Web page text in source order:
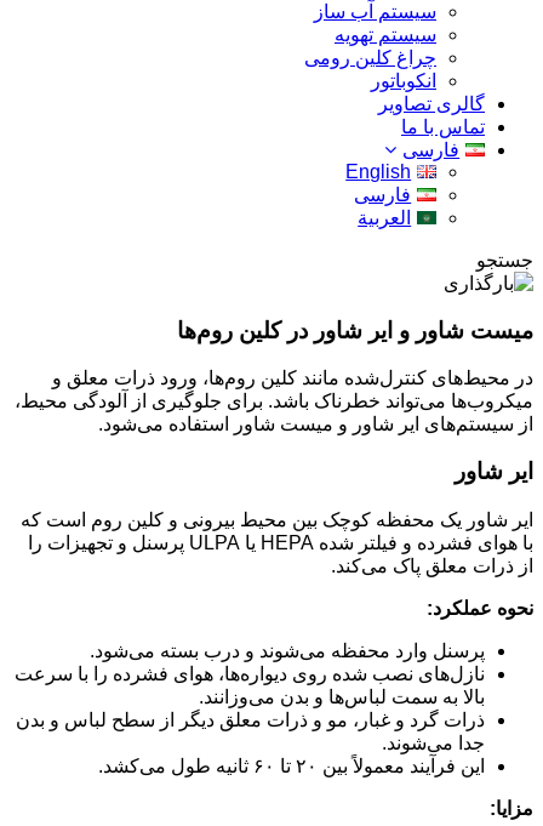
سیستم آب ساز
سیستم تهویه
چراغ کلین رومی
انکوباتور
گالری تصاویر
تماس با ما
فارسی
English
فارسی
العربية
جستجو
میست شاور و ایر شاور در کلین روم‌ها
در محیط‌های کنترل‌شده مانند کلین روم‌ها، ورود ذرات معلق و
میکروب‌ها می‌تواند خطرناک باشد. برای جلوگیری از آلودگی محیط،
از سیستم‌های ایر شاور و میست شاور استفاده می‌شود.
ایر شاور
ایر شاور یک محفظه کوچک بین محیط بیرونی و کلین روم است که
با هوای فشرده و فیلتر شده HEPA یا ULPA پرسنل و تجهیزات را
از ذرات معلق پاک می‌کند.
نحوه عملکرد:
پرسنل وارد محفظه می‌شوند و درب بسته می‌شود.
نازل‌های نصب شده روی دیواره‌ها، هوای فشرده را با سرعت
بالا به سمت لباس‌ها و بدن می‌وزانند.
ذرات گرد و غبار، مو و ذرات معلق دیگر از سطح لباس و بدن
جدا می‌شوند.
این فرآیند معمولاً بین ۲۰ تا ۶۰ ثانیه طول می‌کشد.
مزایا: